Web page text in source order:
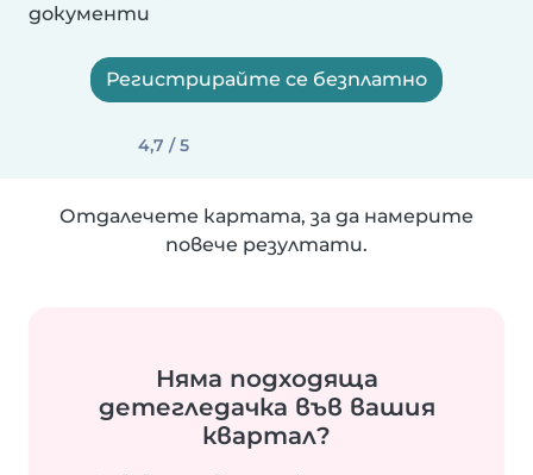
документи
Регистрирайте се безплатно
4,7 / 5
Отдалечете картата, за да намерите
повече резултати.
Няма подходяща
детегледачка във вашия
квартал?